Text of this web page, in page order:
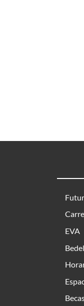
EVA